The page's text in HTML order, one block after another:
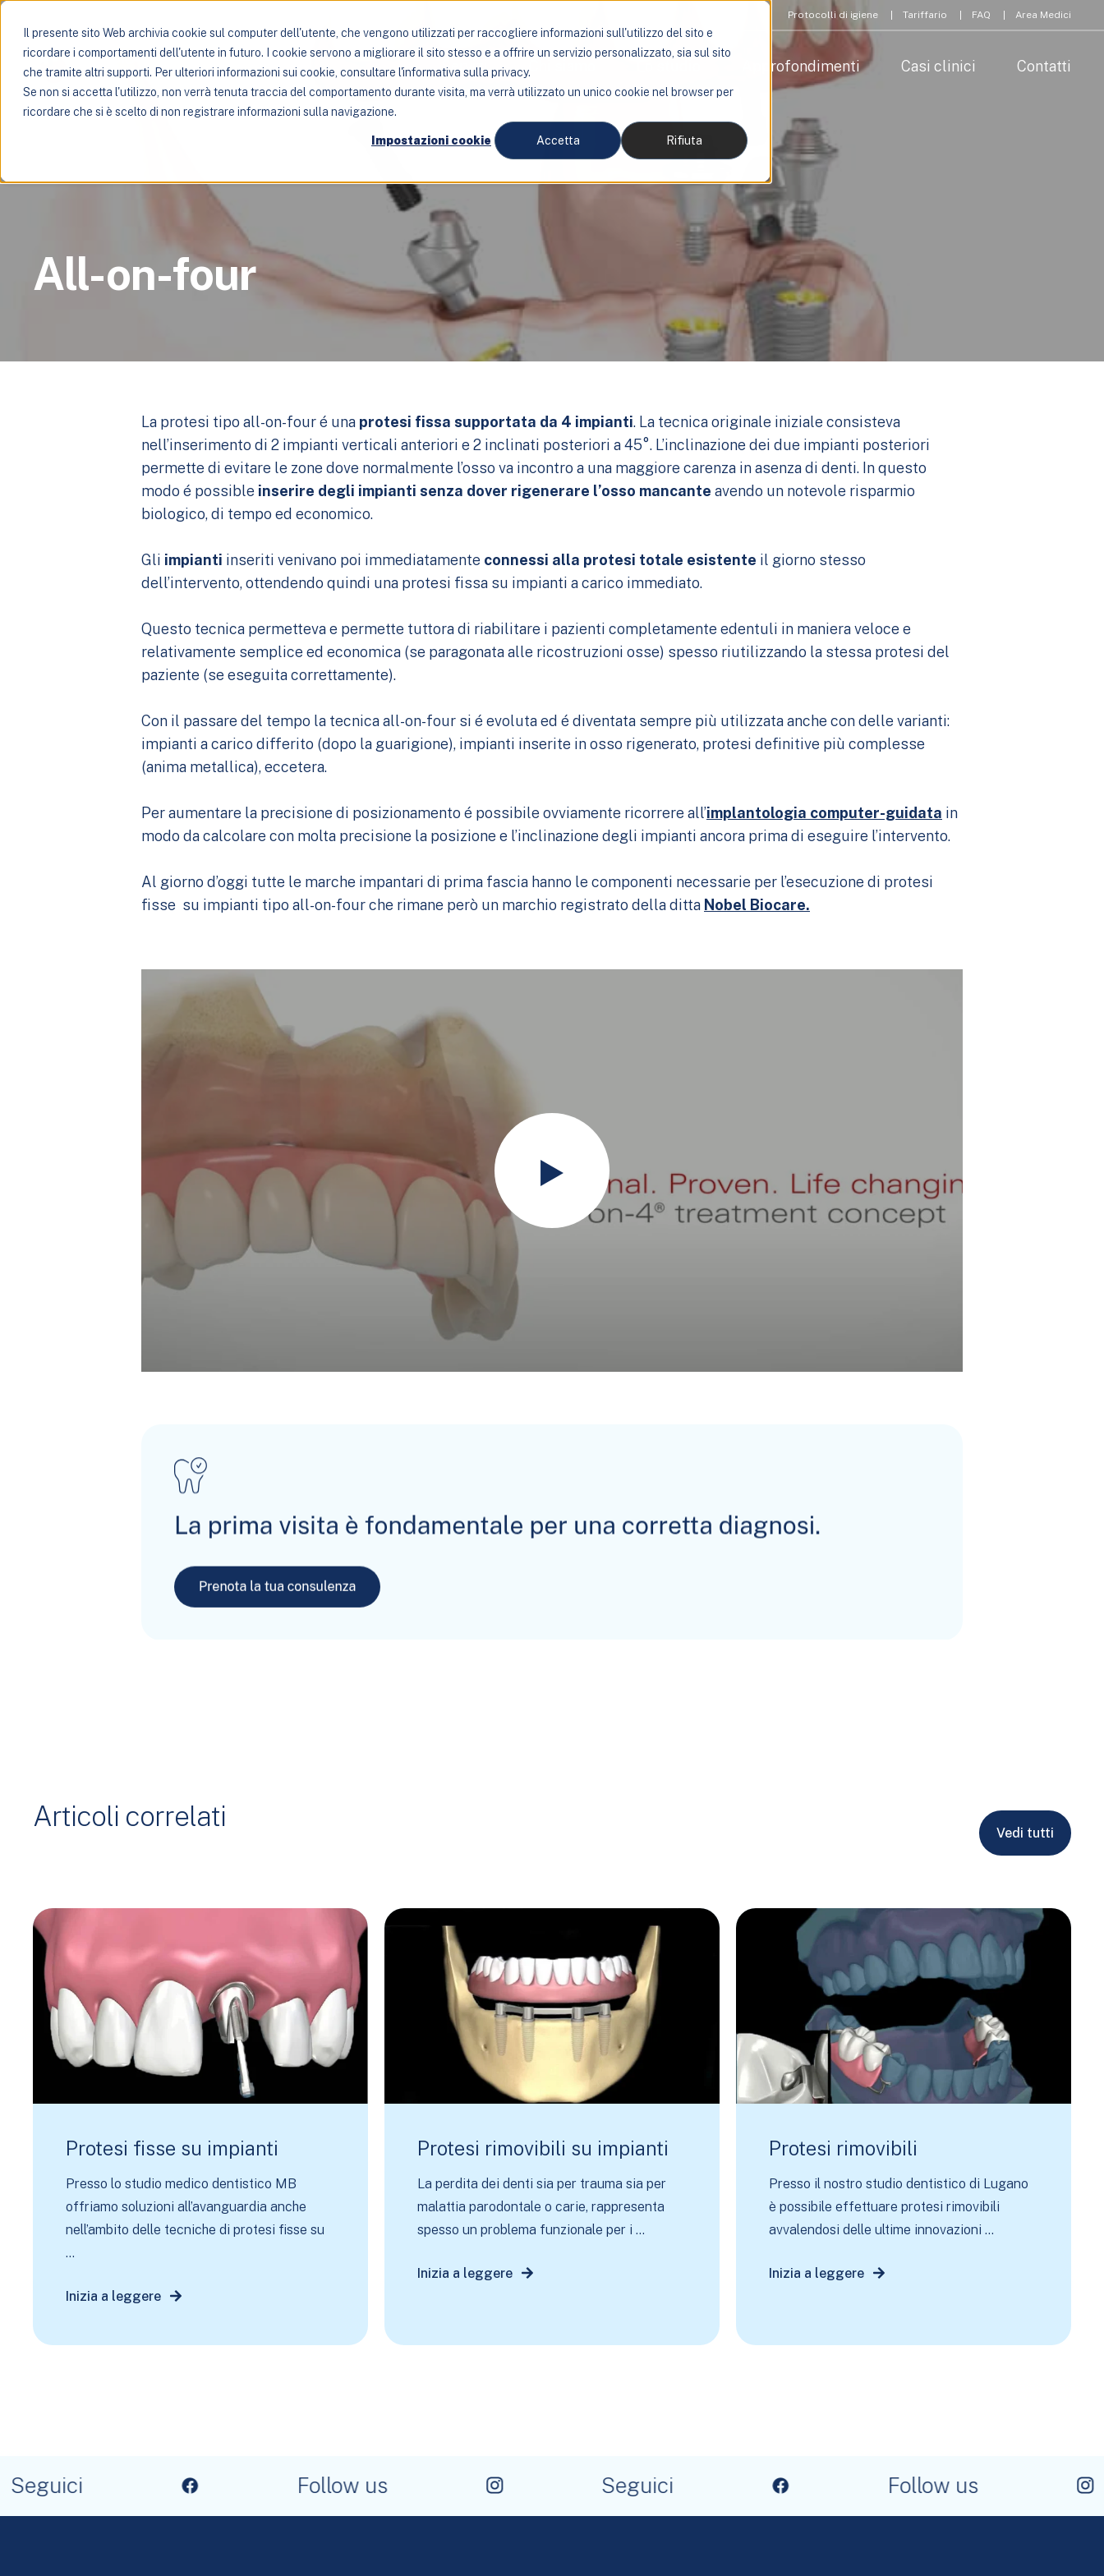
Il presente sito Web archivia cookie sul computer dell'utente, che vengono utilizzati per raccogliere informazioni sull'utilizzo del sito e
ricordare i comportamenti dell'utente in futuro. I cookie servono a migliorare il sito stesso e a offrire un servizio personalizzato, sia sul sito
che tramite altri supporti. Per ulteriori informazioni sui cookie, consultare l'informativa sulla privacy.
Se non si accetta l'utilizzo, non verrà tenuta traccia del comportamento durante visita, ma verrà utilizzato un unico cookie nel browser per
ricordare che si è scelto di non registrare informazioni sulla navigazione.
Impostazioni cookie Accetta Rifiuta
Protocolli di igiene Tariffario FAQ Area Medici
Servizi Approfondimenti Casi clinici Contatti
All-on-four
La protesi tipo all-on-four é una protesi fissa supportata da 4 impianti. La tecnica originale iniziale consisteva
nell’inserimento di 2 impianti verticali anteriori e 2 inclinati posteriori a 45°. L’inclinazione dei due impianti posteriori
permette di evitare le zone dove normalmente l’osso va incontro a una maggiore carenza in asenza di denti. In questo
modo é possible inserire degli impianti senza dover rigenerare l’osso mancante avendo un notevole risparmio
biologico, di tempo ed economico.
Gli impianti inseriti venivano poi immediatamente connessi alla protesi totale esistente il giorno stesso
dell’intervento, ottendendo quindi una protesi fissa su impianti a carico immediato.
Questo tecnica permetteva e permette tuttora di riabilitare i pazienti completamente edentuli in maniera veloce e
relativamente semplice ed economica (se paragonata alle ricostruzioni osse) spesso riutilizzando la stessa protesi del
paziente (se eseguita correttamente).
Con il passare del tempo la tecnica all-on-four si é evoluta ed é diventata sempre più utilizzata anche con delle varianti:
impianti a carico differito (dopo la guarigione), impianti inserite in osso rigenerato, protesi definitive più complesse
(anima metallica), eccetera.
Per aumentare la precisione di posizionamento é possibile ovviamente ricorrere all’implantologia computer-guidata in
modo da calcolare con molta precisione la posizione e l’inclinazione degli impianti ancora prima di eseguire l’intervento.
Al giorno d’oggi tutte le marche impantari di prima fascia hanno le componenti necessarie per l’esecuzione di protesi
fisse su impianti tipo all-on-four che rimane però un marchio registrato della ditta Nobel Biocare.
Articoli correlati
Vedi tutti
Protesi fisse su impianti
Presso lo studio medico dentistico MB
offriamo soluzioni all’avanguardia anche
nell’ambito delle tecniche di protesi fisse su
...
Inizia a leggere
Protesi rimovibili su impianti
La perdita dei denti sia per trauma sia per
malattia parodontale o carie, rappresenta
spesso un problema funzionale per i ...
Inizia a leggere
Protesi rimovibili
Presso il nostro studio dentistico di Lugano
è possibile effettuare protesi rimovibili
avvalendosi delle ultime innovazioni ...
Inizia a leggere
Follow us Seguici Follow us